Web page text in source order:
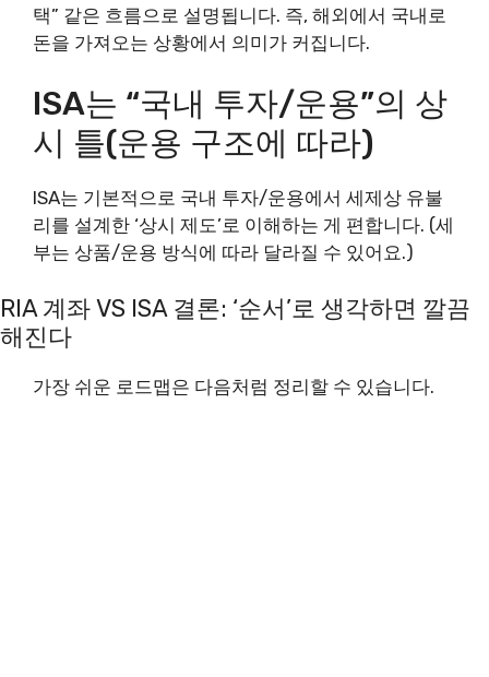
택” 같은 흐름으로 설명됩니다. 즉, 해외에서 국내로
돈을 가져오는 상황에서 의미가 커집니다.
ISA는 “국내 투자/운용”의 상
시 틀(운용 구조에 따라)
ISA는 기본적으로 국내 투자/운용에서 세제상 유불
리를 설계한 ‘상시 제도’로 이해하는 게 편합니다. (세
부는 상품/운용 방식에 따라 달라질 수 있어요.)
RIA 계좌 VS ISA 결론: ‘순서’로 생각하면 깔끔
해진다
가장 쉬운 로드맵은 다음처럼 정리할 수 있습니다.